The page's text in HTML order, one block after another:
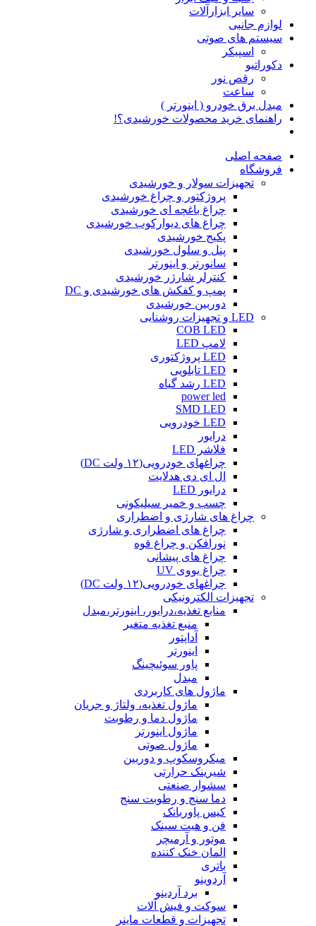
سایر ابزارآلات
لوازم جانبی
سیستم های صوتی
اسپیکر
دکوراتیو
رقص نور
ساعت
مبدل برق خودرو ( اینورتر )
راهنمای خرید محصولات خورشیدی؟!
صفحه اصلی
فروشگاه
تجهیزات سولار و خورشیدی
پروژکتور و چراغ خورشیدی
چراغ باغچه ای خورشیدی
چراغ های دیوارکوب خورشیدی
پکیج خورشیدی
پنل و سلول خورشیدی
سانورتر و اینورتر
کنترلر شارژر خورشیدی
پمپ و کفکش های خورشیدی و DC
دوربین خورشیدی
LED و تجهیزات روشنایی
COB LED
لامپ LED
LED پروژکتوری
LED تابلویی
LED رشد گیاه
power led
SMD LED
LED خودرویی
درایور
فلاشر LED
چراغهای خودرویی(۱۲ ولت DC)
ال ای دی هدلایت
درایور LED
چسب و خمیر سیلیکونی
چراغ های شارژی و اضطراری
چراغ های اضطراری و شارژی
نورافکن و چراغ قوه
چراغ های پیشانی
چراغ یووی UV
چراغهای خودرویی(۱۲ ولت DC)
تجهیزات الکترونیکی
منابع تغذیه،درایور، اینورتر،مبدل
منبع تغذیه متغیر
آداپتور
اینورتر
پاور سوئیچینگ
مبدل
ماژول های کاربردی
ماژول تغذیه، ولتاژ و جریان
ماژول دما و رطوبت
ماژول اینورتر
ماژول صوتی
میکروسکوپ و دوربین
شیرینک حرارتی
سشوار صنعتی
دما سنج و رطوبت سنج
کیس پاوربانک
فن و هیت سینک
موتور و آرمیچر
المان خنک کننده
باتری
آردوینو
برد آردینو
سوکت و فیش آلات
تجهیزات و قطعات ماینر